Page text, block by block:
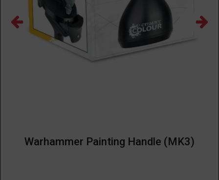
Warhammer Painting Handle (MK3)